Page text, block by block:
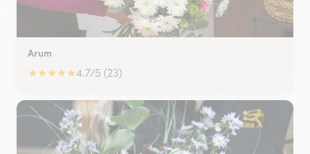
Arum
★★★★★4.7/5 (23)